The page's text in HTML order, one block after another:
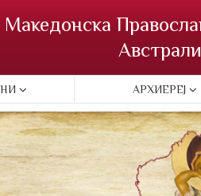
Македонска
АРХИЕРЕЈ